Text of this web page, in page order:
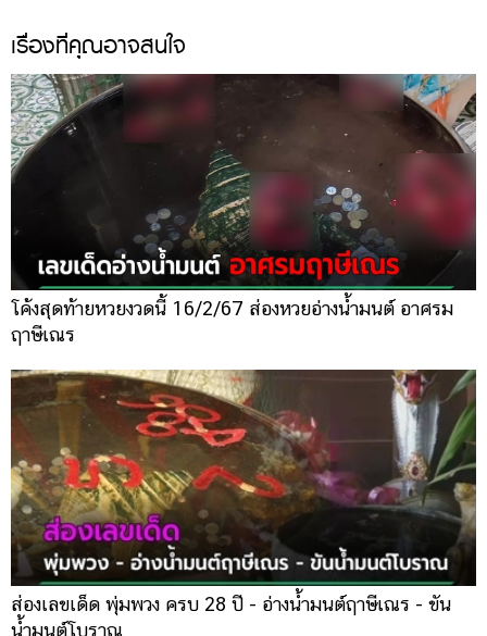
เรื่องที่คุณอาจสนใจ
โค้งสุดท้ายหวยงวดนี้ 16/2/67 ส่องหวยอ่างน้ำมนต์ อาศรม
ฤาษีเณร
ส่องเลขเด็ด พุ่มพวง ครบ 28 ปี - อ่างน้ำมนต์ฤาษีเณร - ขัน
น้ำมนต์โบราณ